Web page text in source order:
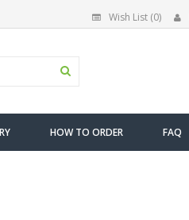
Wish List (0)
HOW TO ORDER FAQ